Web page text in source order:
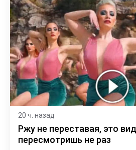
20 ч. назад
Ржу не переставая, это
пересмотришь не раз